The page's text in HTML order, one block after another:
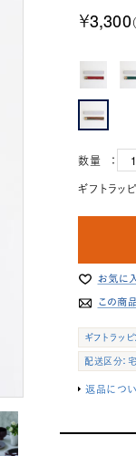
￥3,300
数量 ：
ギフトラッ
ギフトラッ
配送区分：
返品につ